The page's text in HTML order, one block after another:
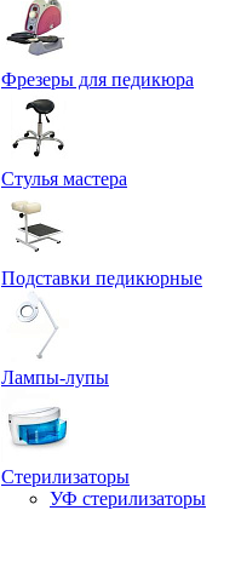
Фрезеры для педикюра
Стулья мастера
Подставки педикюрные
Лампы-лупы
Стерилизаторы
УФ стерилизаторы